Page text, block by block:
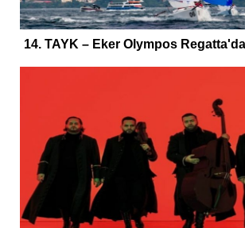
14. TAYK – Eker Olympos